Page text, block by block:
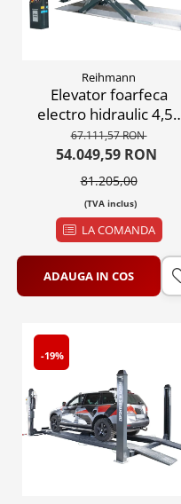
Reihmann
Elevator foarfeca
electro hidraulic 4,5T
380V
67.111,57 RON
54.049,59 RON
81.205,00
(TVA inclus)
LA COMANDA
ADAUGA IN COS
-19%